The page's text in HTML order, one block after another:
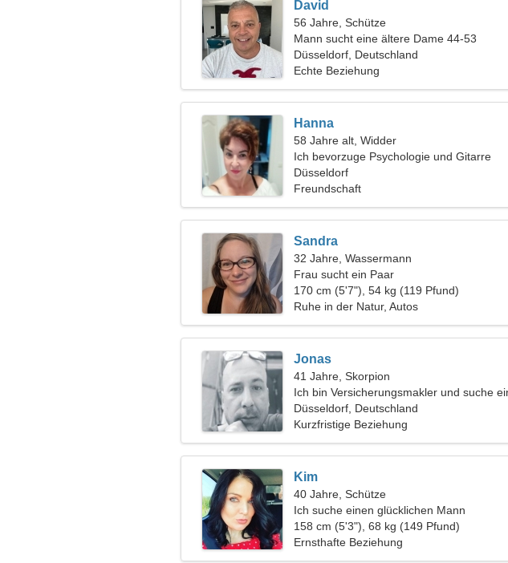
David
56 Jahre, Schütze
Mann sucht eine ältere Dame 44-53
Düsseldorf, Deutschland
Echte Beziehung
Hanna
58 Jahre alt, Widder
Ich bevorzuge Psychologie und Gitarre
Düsseldorf
Freundschaft
Sandra
32 Jahre, Wassermann
Frau sucht ein Paar
170 cm (5'7"), 54 kg (119 Pfund)
Ruhe in der Natur, Autos
Jonas
41 Jahre, Skorpion
Ich bin Versicherungsmakler und suche
lustige Frau
Düsseldorf, Deutschland
Kurzfristige Beziehung
Kim
40 Jahre, Schütze
Ich suche einen glücklichen Mann
158 cm (5'3"), 68 kg (149 Pfund)
Ernsthafte Beziehung